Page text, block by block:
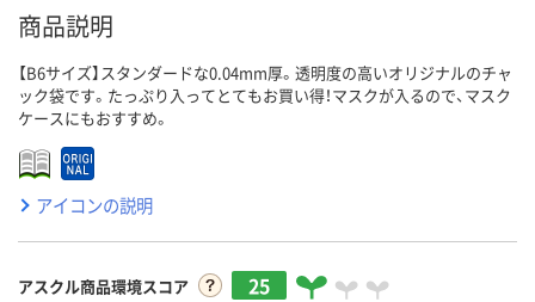
商品説明
【B6サイズ】スタンダードな0.04mm厚。透明度の高いオリジナルのチャ
ック袋です。たっぷり入ってとてもお買い得！マスクが入るので、マスク
ケースにもおすすめ。
アイコンの説明
アスクル商品環境スコア 25